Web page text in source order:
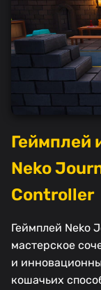
Геймплей
Neko
Controller
Геймплей Neko
мастерское
и
кошачьих